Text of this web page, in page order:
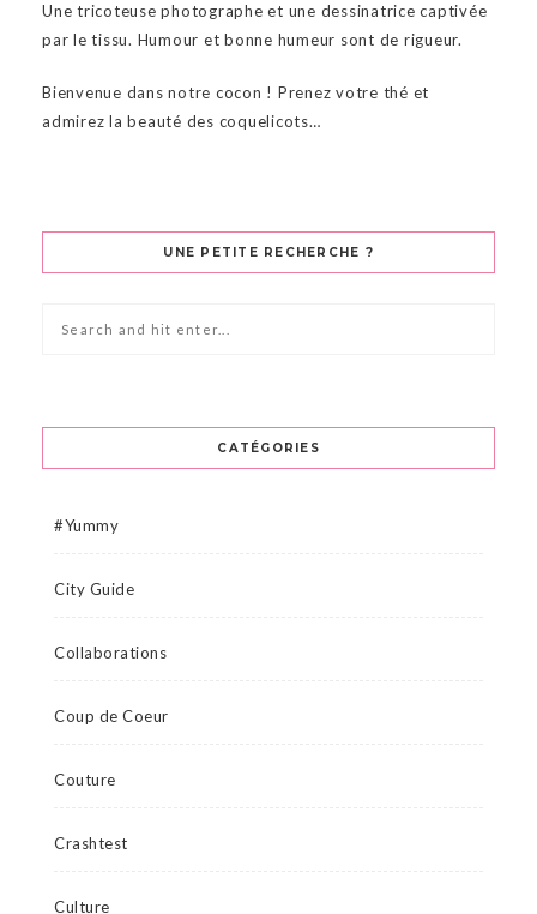
Une tricoteuse photographe et une dessinatrice captivée
par le tissu. Humour et bonne humeur sont de rigueur.
Bienvenue dans notre cocon ! Prenez votre thé et
admirez la beauté des coquelicots…
UNE PETITE RECHERCHE ?
CATÉGORIES
#Yummy
City Guide
Collaborations
Coup de Coeur
Couture
Crashtest
Culture